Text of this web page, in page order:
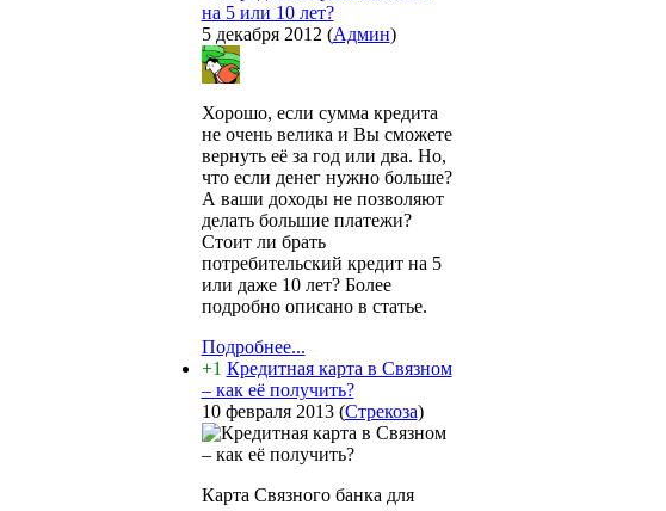
на 5 или 10 лет?
5 декабря 2012 (Админ)
Хорошо, если сумма кредита
не очень велика и Вы сможете
вернуть её за год или два. Но,
что если денег нужно больше?
А ваши доходы не позволяют
делать большие платежи?
Стоит ли брать
потребительский кредит на 5
или даже 10 лет? Более
подробно описано в статье.
Подробнее...
+1 Кредитная карта в Связном
– как её получить?
10 февраля 2013(Стрекоза)
Карта Связного банка для